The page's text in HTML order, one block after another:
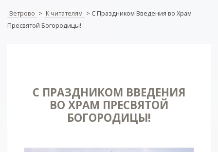
Ветрово > К читателям > С Праздником Введения во Храм
Пресвятой Богородицы!
С ПРАЗДНИКОМ ВВЕДЕНИЯ
ВО ХРАМ ПРЕСВЯТОЙ
БОГОРОДИЦЫ!